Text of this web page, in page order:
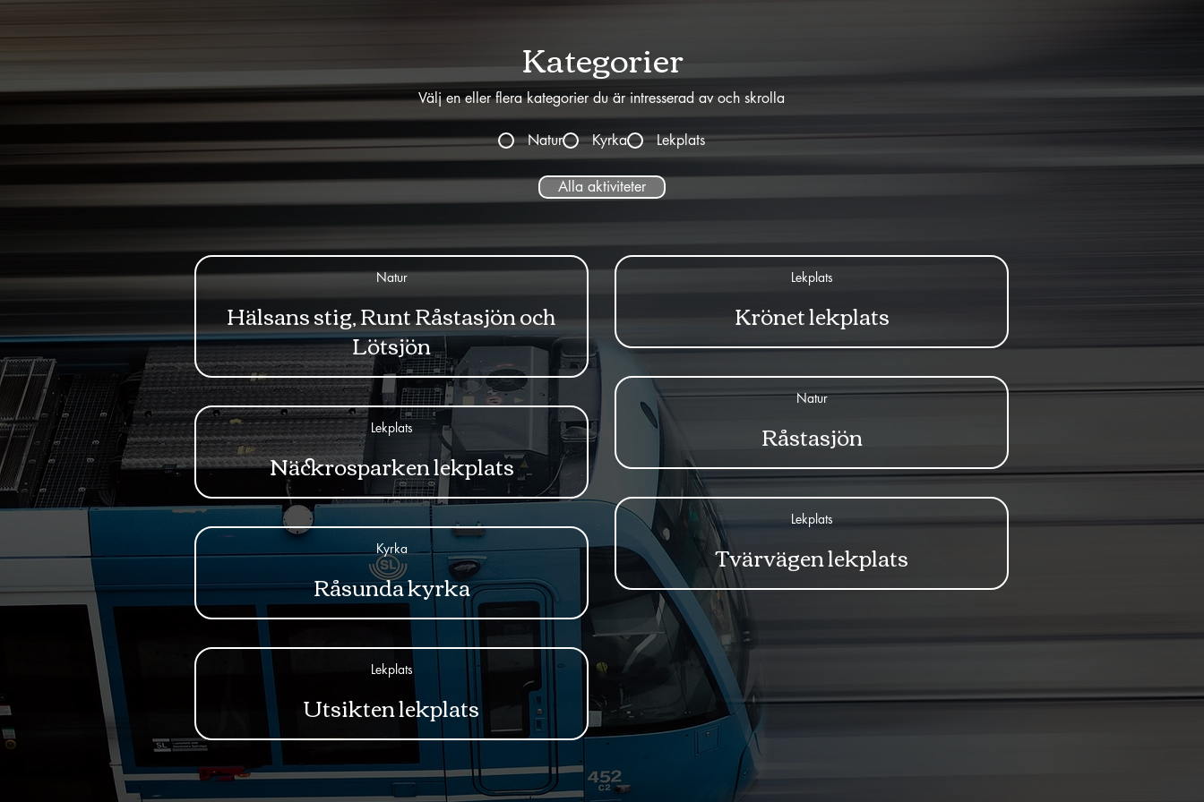
Kategorier
Välj en eller flera kategorier du är intresserad av och skrolla
Natur Kyrka Lekplats
Alla aktiviteter
Hälsans stig, Runt Råstasjön och
Lötsjön
Natur
Näckrosparken lekplats
Lekplats
Råsunda kyrka
Kyrka
Utsikten lekplats
Lekplats
Krönet lekplats
Lekplats
Råstasjön
Natur
Tvärvägen lekplats
Lekplats